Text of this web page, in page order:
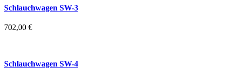
Schlauchwagen SW-3
702,00 €
Schlauchwagen SW-4